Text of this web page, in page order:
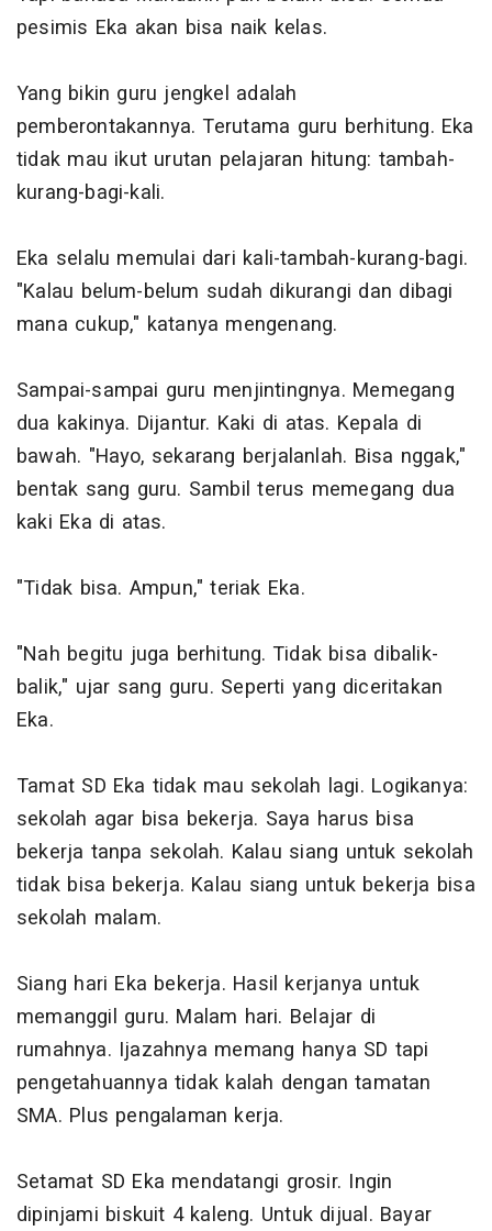
pesimis Eka akan bisa naik kelas.
Yang bikin guru jengkel adalah
pemberontakannya. Terutama guru berhitung. Eka
tidak mau ikut urutan pelajaran hitung: tambah-
kurang-bagi-kali.
Eka selalu memulai dari kali-tambah-kurang-bagi.
"Kalau belum-belum sudah dikurangi dan dibagi
mana cukup," katanya mengenang.
Sampai-sampai guru menjintingnya. Memegang
dua kakinya. Dijantur. Kaki di atas. Kepala di
bawah. "Hayo, sekarang berjalanlah. Bisa nggak,"
bentak sang guru. Sambil terus memegang dua
kaki Eka di atas.
"Tidak bisa. Ampun," teriak Eka.
"Nah begitu juga berhitung. Tidak bisa dibalik-
balik," ujar sang guru. Seperti yang diceritakan
Eka.
Tamat SD Eka tidak mau sekolah lagi. Logikanya:
sekolah agar bisa bekerja. Saya harus bisa
bekerja tanpa sekolah. Kalau siang untuk sekolah
tidak bisa bekerja. Kalau siang untuk bekerja bisa
sekolah malam.
Siang hari Eka bekerja. Hasil kerjanya untuk
memanggil guru. Malam hari. Belajar di
rumahnya. Ijazahnya memang hanya SD tapi
pengetahuannya tidak kalah dengan tamatan
SMA. Plus pengalaman kerja.
Setamat SD Eka mendatangi grosir. Ingin
dipinjami biskuit 4 kaleng. Untuk dijual. Bayar